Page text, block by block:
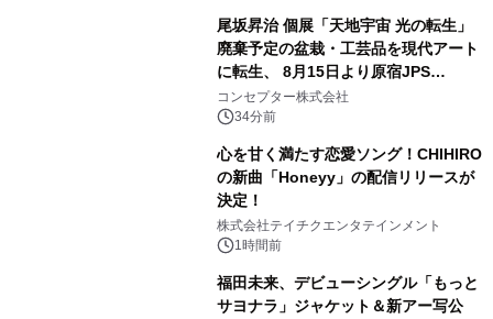
尾坂昇治 個展「天地宇宙 光の転生」
廃棄予定の盆栽・工芸品を現代アート
に転生、 8月15日より原宿JPS
Galleryにて約30点を展示
コンセプター株式会社
34分前
心を甘く満たす恋愛ソング！CHIHIRO
の新曲「Honeyy」の配信リリースが
決定！
株式会社テイチクエンタテインメント
1時間前
福田未来、デビューシングル「もっと
サヨナラ」ジャケット＆新アー写公